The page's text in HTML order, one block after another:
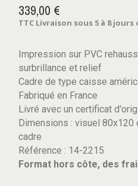
339,00 €
TTC Livraison sous 5 à 8 jours
Impression sur PVC
surbrillance et relief
Cadre de type caisse
Fabriqué en France
Livré avec un certificat
Dimensions : visuel 80x120
cadre
Référence : 14-2215
Format hors côte, des